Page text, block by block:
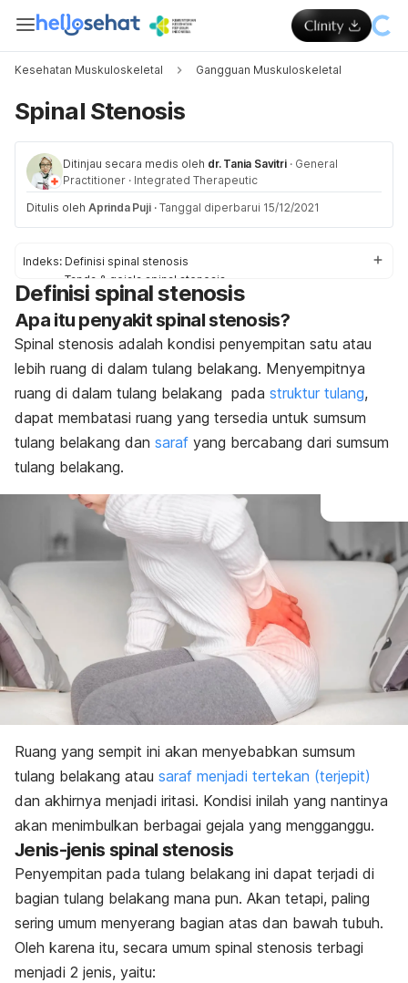
Kesehatan Muskuloskeletal Gangguan Muskuloskeletal
Spinal Stenosis
Ditinjau secara medis oleh dr. Tania Savitri · General
Practitioner · Integrated Therapeutic
Ditulis oleh Aprinda Puji · Tanggal diperbarui 15/12/2021
Indeks: Definisi spinal stenosis
Tanda & gejala spinal stenosis
Penyebab spinal stenosis
Faktor risiko spinal stenosis
Diagnosis & pengobatan spinal stenosis
Pengobatan di rumah untuk spinal stenosis
Pencegahan spinal stenosis
Definisi spinal stenosis
Apa itu penyakit spinal stenosis?
Spinal stenosis adalah kondisi penyempitan satu atau
lebih ruang di dalam tulang belakang. Menyempitnya
ruang di dalam tulang belakang pada struktur tulang,
dapat membatasi ruang yang tersedia untuk sumsum
tulang belakang dan saraf yang bercabang dari sumsum
tulang belakang.
Ruang yang sempit ini akan menyebabkan sumsum
tulang belakang atau saraf menjadi tertekan (terjepit)
dan akhirnya menjadi iritasi. Kondisi inilah yang nantinya
akan menimbulkan berbagai gejala yang mengganggu.
Jenis-jenis spinal stenosis
Penyempitan pada tulang belakang ini dapat terjadi di
bagian tulang belakang mana pun. Akan tetapi, paling
sering umum menyerang bagian atas dan bawah tubuh.
Oleh karena itu, secara umum spinal stenosis terbagi
menjadi 2 jenis, yaitu: